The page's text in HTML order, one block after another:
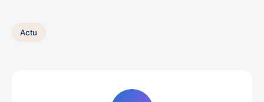
Actu